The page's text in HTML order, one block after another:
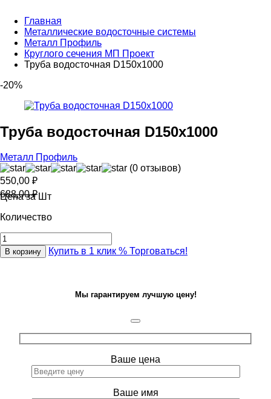
Главная
Металлические водосточные системы
Металл Профиль
Круглого сечения МП Проект
Труба водосточная D150х1000
-20%
Труба водосточная D150х1000
Металл Профиль
(0 отзывов)
550,00 ₽
688,00₽
Цена за Шт
Количество
В корзину Купить в 1 клик % Торговаться!
Мы гарантируем лучшую цену!
Ваше цена
Ваше имя